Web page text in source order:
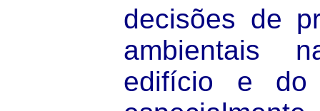
decisões de
ambientais
edifício e do